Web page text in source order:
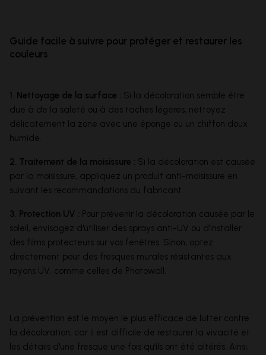
Guide facile à suivre pour protéger et restaurer les
couleurs
1. Nettoyage de la surface : Si la décoloration semble être
due à de la saleté ou à des taches légères, nettoyez
délicatement la zone avec une éponge ou un chiffon doux
humide.
2. Traitement de la moisissure : Si la décoloration est causée
par la moisissure, appliquez un produit anti-moisissure en
suivant les recommandations du fabricant.
3. Protection UV : Pour prévenir la décoloration causée par le
soleil, envisagez d'utiliser des sprays anti-UV ou d’installer
des films protecteurs sur vos fenêtres. Sinon, optez
directement pour des fresques murales résistantes aux
rayons UV, comme celles de Photowall.
La prévention est le moyen le plus efficace de lutter contre
la décoloration, car il est difficile de restaurer la vivacité et
les détails d'une fresque une fois qu’ils ont été altérés. Ainsi,